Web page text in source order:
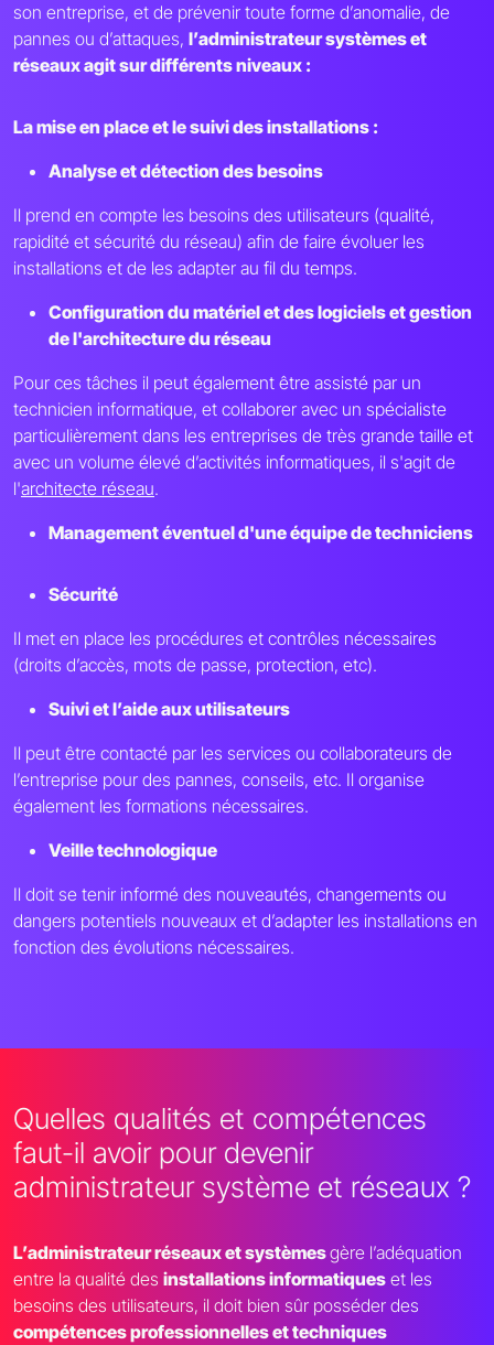
son entreprise, et de prévenir toute forme d’anomalie, de
pannes ou d’attaques, l’administrateur systèmes et
réseaux agit sur différents niveaux :
La mise en place et le suivi des installations :
Analyse et détection des besoins
Il prend en compte les besoins des utilisateurs (qualité,
rapidité et sécurité du réseau) afin de faire évoluer les
installations et de les adapter au fil du temps.
Configuration du matériel et des logiciels et gestion
de l'architecture du réseau
Pour ces tâches il peut également être assisté par un
technicien informatique, et collaborer avec un spécialiste
particulièrement dans les entreprises de très grande taille et
avec un volume élevé d’activités informatiques, il s'agit de
l'architecte réseau.
Management éventuel d'une équipe de techniciens
Sécurité
Il met en place les procédures et contrôles nécessaires
(droits d’accès, mots de passe, protection, etc).
Suivi et l’aide aux utilisateurs
Il peut être contacté par les services ou collaborateurs de
l’entreprise pour des pannes, conseils, etc. Il organise
également les formations nécessaires.
Veille technologique
Il doit se tenir informé des nouveautés, changements ou
dangers potentiels nouveaux et d’adapter les installations en
fonction des évolutions nécessaires.
Quelles qualités et compétences
faut-il avoir pour devenir
administrateur système et réseaux ?
L’administrateur réseaux et systèmesgère l’adéquation
entre la qualité des installations informatiques et les
besoins des utilisateurs, il doit bien sûr posséder des
compétences professionnelles et techniques